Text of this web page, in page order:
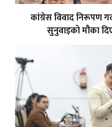
कांग्रेस विवाद निरूपण
सुनुवाइको मौका